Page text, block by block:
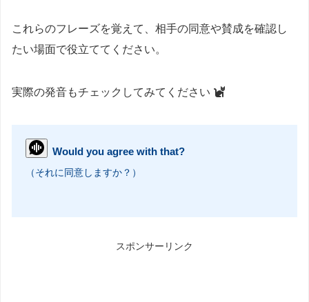
これらのフレーズを覚えて、相手の同意や賛成を確認し
たい場面で役立ててください。
実際の発音もチェックしてみてください
Would you agree with that?
（それに同意しますか？）
スポンサーリンク